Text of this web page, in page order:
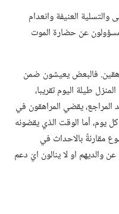
والتسلية العنيفة وانعدام
عن حضارة الموت
فالبعض يعيشون ضمن
طيلة اليوم تقريبا،‏
يقضي المراهقون في
ساعات وحدهم كل يوم،‏ أما الوقت الذي يقضونه
في الاسبوع مقارنةً بالاحداث في
والديهم او لا ينالون ايّ دعم